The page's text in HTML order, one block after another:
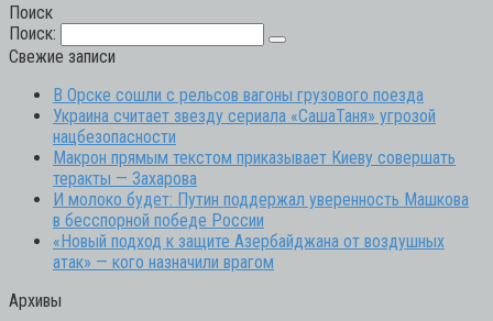
Поиск
Поиск:
Свежие записи
В Орске сошли с рельсов вагоны грузового поезда
Украина считает звезду сериала «СашаТаня» угрозой
нацбезопасности
Макрон прямым текстом приказывает Киеву совершать
теракты — Захарова
И молоко будет: Путин поддержал уверенность Машкова
в бесспорной победе России
«Новый подход к защите Азербайджана от воздушных
атак» — кого назначили врагом
Архивы